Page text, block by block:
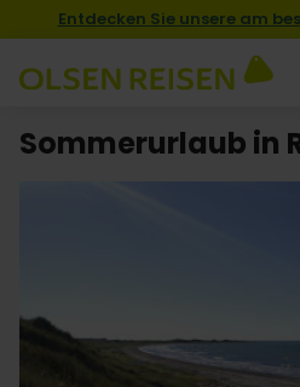
Entdecken Sie unsere am
Sommerurlaub in